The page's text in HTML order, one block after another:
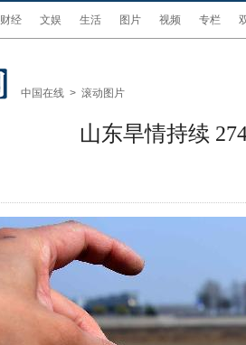
财经 文娱 生活 图片 视频 专栏
中国在线 > 滚动图片
山东旱情持续